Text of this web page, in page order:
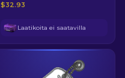
$32.93
Laatikoita ei saatavilla